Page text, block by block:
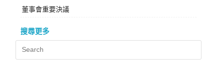
董事會重要決議
搜尋更多